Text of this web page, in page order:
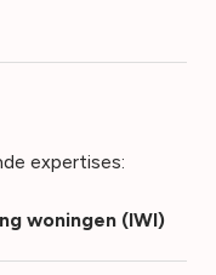
expertises:
woningen (IWI)